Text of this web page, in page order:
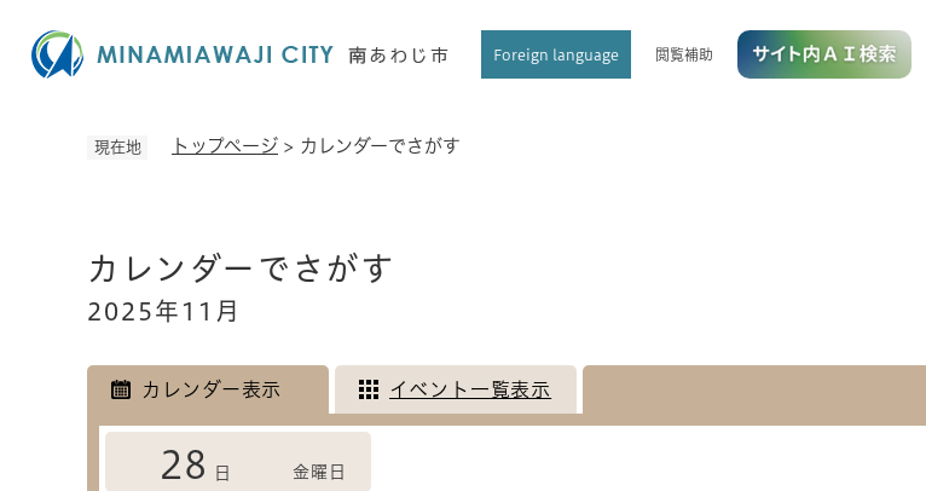
Foreign language 閲覧補助
現在地 トップページ > カレンダーでさがす
文
カレンダーでさがす
2025年11月
カレンダー表示 イベント一覧表示
28 日 金曜日